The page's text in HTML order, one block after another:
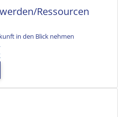
Ressourcen
in den Blick nehmen